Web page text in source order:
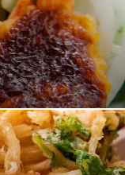
ます。地域に合わ
「だし」は、当店
てています。
格和食をお召し上が
いが楽しめると、
味の誤魔化しがきか